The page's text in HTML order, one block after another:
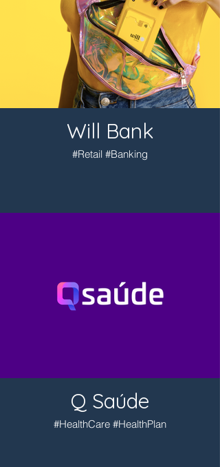
Will Bank
#Retail #Banking
Q Saúde
#HealthCare #HealthPlan